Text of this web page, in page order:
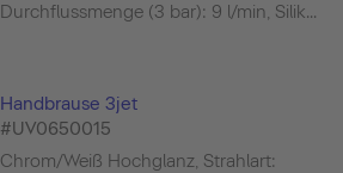
Durchflussmenge (3 bar): 9 l/min, Silik...
Handbrause 3jet
#UV0650015
Chrom/Weiß Hochglanz, Strahlart: